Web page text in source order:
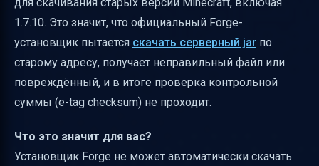
Полезные ссылки
1.7.10. Это значит, что официальный Forge-
установщик пытается скачать серверный jar по
старому адресу, получает неправильный файл или
повреждённый, и в итоге проверка контрольной
суммы (e-tag checksum) не проходит.
Что это значит для вас?
Установщик Forge не может автоматически скачать